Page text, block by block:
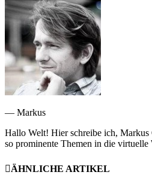
— Markus
Hallo Welt! Hier schreibe ich, Markus
so prominente Themen in die
ÄHNLICHE ARTIKEL